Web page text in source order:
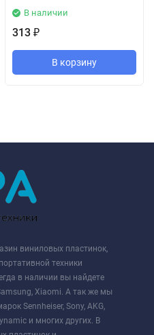
В наличии
313 ₽
В корзину
виниловых пластинок,
техники
в наличии вы найдете
Xiaomi. А так же мы
Sennheiser, Sony, AKG,
и многих других. В